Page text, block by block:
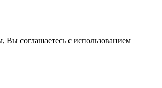
Вы соглашаетесь с использованием